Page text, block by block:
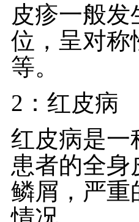
皮疹一般
位，呈对称
等。
2：红皮病
红皮病是一
患者的全
鳞屑，严重